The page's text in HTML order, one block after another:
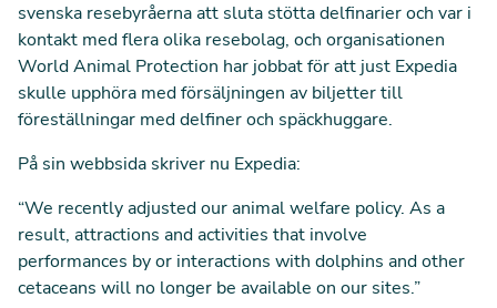
svenska resebyråernaatt sluta stötta delfinarier och var i
kontakt med flera olika resebolag, och organisationen
World Animal Protection har jobbat för att just Expedia
skulle upphöra med försäljningen av biljetter till
föreställningar med delfiner och späckhuggare.
På sin webbsida skriver nu Expedia:
“We recently adjusted our animal welfare policy. As a
result, attractions and activities that involve
performances by or interactions with dolphins and other
cetaceans will no longer be available on our sites.”